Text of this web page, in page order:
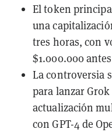
El token
una
tres horas, con
$1.000.000
La controversia
para lanzar
actualización
con GPT-4 de